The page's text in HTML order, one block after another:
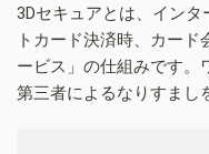
3Dセキュアとは、イン
トカード決済時、カー
ービス」の仕組みです。
第三者によるなりすまし